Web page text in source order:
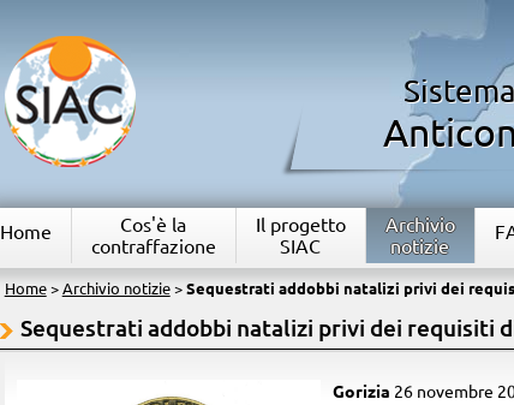
Home
Cos'è la
contraffazione
Il progetto
SIAC
Archivio
notizie
Home> Archivio notizie> Sequestrati addobbi natalizi privi dei
Sequestrati addobbi natalizi privi dei requisiti
Gorizia 26 novembre